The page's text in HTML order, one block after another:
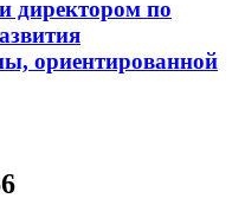
директором по
ориентированной